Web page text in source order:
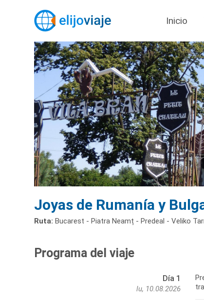
Inicio
Joyas de Rumanía y
Ruta: Bucarest - Piatra Neamț - Predeal - Veliko
Programa del viaje
Día 1
lu, 10.08.2026